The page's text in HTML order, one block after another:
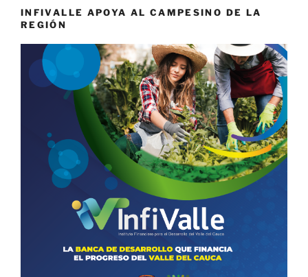
INFIVALLE APOYA AL CAMPESINO DE LA
REGIÓN